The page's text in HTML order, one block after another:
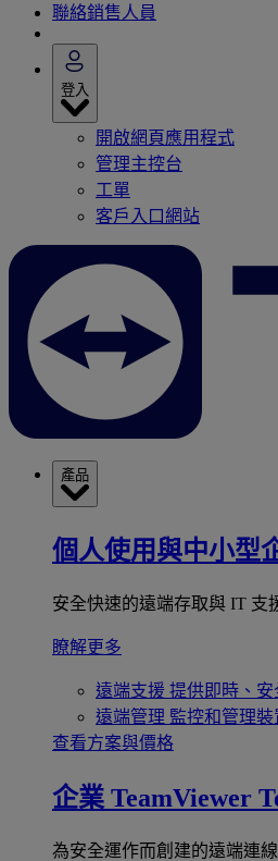
聯絡銷售人員
登入
開啟網頁應用程式
管理主控台
工單
客戶入口網站
產品
個人使用與中小型
安全快速的遠端存取與 IT 支
瞭解更多
遠端支援 提供即時、安
遠端管理 監控和管理裝
查看方案與價格
企業 TeamViewer
為安全運作而創建的遠端連線